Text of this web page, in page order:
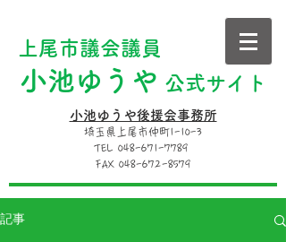
小池ゆうや 公式サイト
上尾市議会議員
小池ゆうや後援会事務所
埼玉県上尾市仲町1-10-3
TEL 048-671-7789
FAX 048-672-8579
記事